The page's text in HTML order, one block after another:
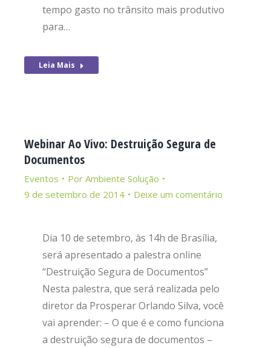
tempo gasto no trânsito mais produtivo
para…
Leia Mais
Webinar Ao Vivo: Destruição Segura de
Documentos
Eventos Por Ambiente Solução
9 de setembro de 2014
Deixe um comentário
Dia 10 de setembro, às 14h de Brasília,
será apresentado a palestra online
“Destruição Segura de Documentos”
Nesta palestra, que será realizada pelo
diretor da Prosperar Orlando Silva, você
vai aprender: – O que é e como funciona
a destruição segura de documentos –